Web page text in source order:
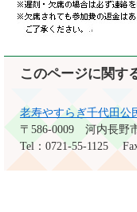
このページに関す
老寿やすらぎ千代田公
〒586-0009
河内長野
Tel：0721-55-1125